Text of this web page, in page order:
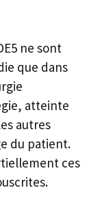
ne sont
que dans
atteinte
autres
du patient.
ces